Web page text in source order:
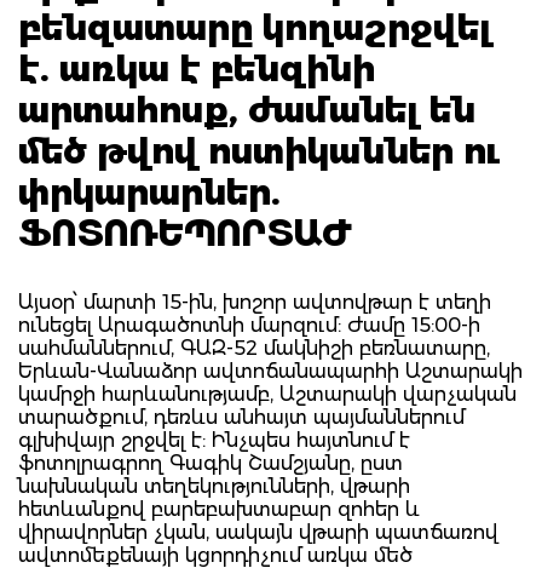
բենզատարը կողաշրջվել
է. առկա է բենզինի
արտահոսք, ժամանել են
մեծ թվով ոստիկաններ ու
փրկարարներ.
ՖՈՏՈՌԵՊՈՐՏԱԺ
Այսօր՝ մարտի 15-ին, խոշոր ավտովթար է տեղի
ունեցել Արագածոտնի մարզում: Ժամը 15:00-ի
սահմաններում, ԳԱԶ-52 մակնիշի բեռնատարը,
Երևան-Վանաձոր ավտոճանապարհի Աշտարակի
կամրջի հարևանությամբ, Աշտարակի վարչական
տարածքում, դեռևս անհայտ պայմաններում
գլխիվայր շրջվել է: Ինչպես հայտնում է
ֆոտոլրագրող Գագիկ Շամշյանը, ըստ
նախնական տեղեկությունների, վթարի
հետևանքով բարեբախտաբար զոհեր և
վիրավորներ չկան, սակայն վթարի պատճառով
ավտոմեքենայի կցորդիչում առկա մեծ